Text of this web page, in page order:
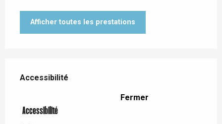
Afficher toutes les prestations
Accessibilité
Accessibilité
Fermer
Accessibilité